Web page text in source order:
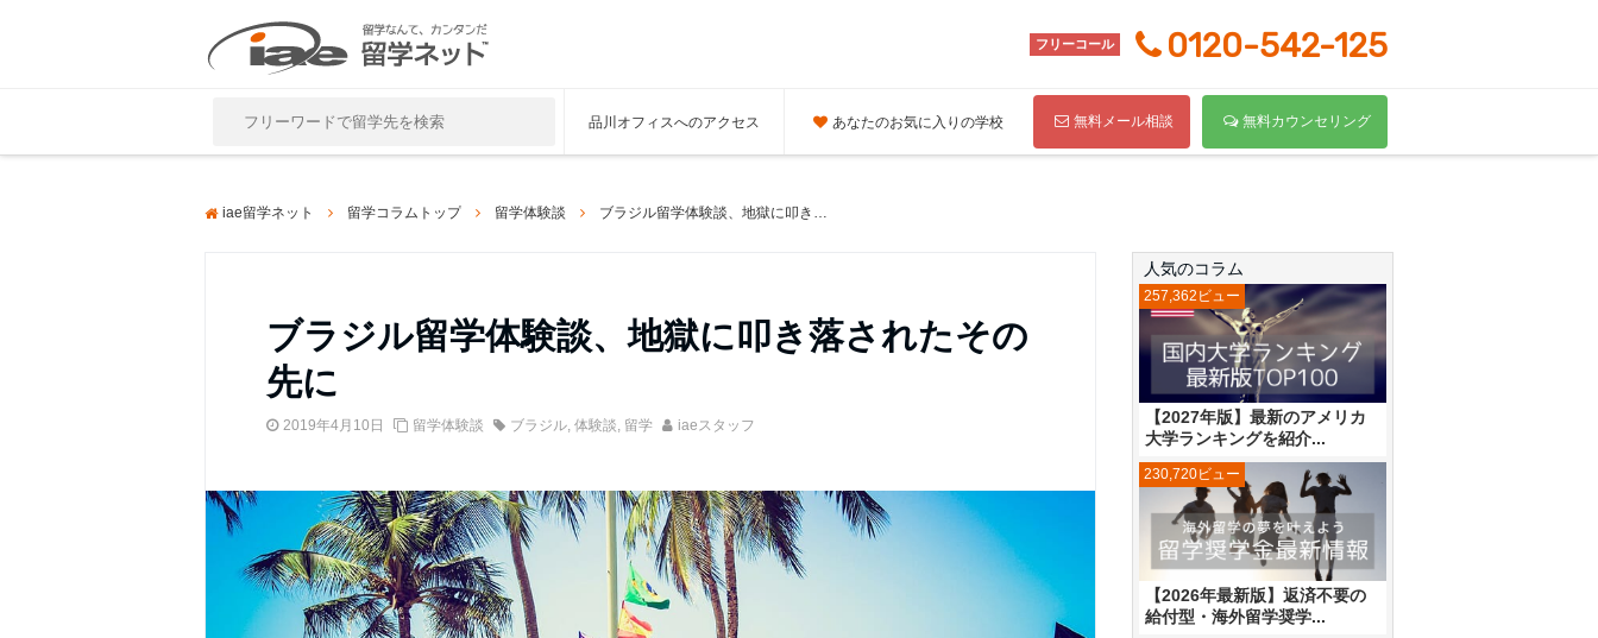
フリーコール 0120-542-125
品川オフィスへのアクセス あなたのお気に入りの学校 無料メール相談 無料カウンセリング
iae留学ネット 留学コラムトップ 留学体験談 ブラジル留学体験談、地獄に叩き落されたその先に
ブラジル留学体験談、地獄に叩き落されたその
先に
2019年4月10日 留学体験談 ブラジル, 体験談, 留学 iaeスタッフ
人気のコラム
【2027年版】最新のアメリカ
大学ランキングを紹介...
257,362ビュー
【2026年最新版】返済不要の
給付型・海外留学奨学...
230,720ビュー